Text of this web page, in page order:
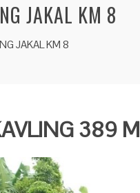
JAKAL KM 8
JAKAL KM 8
389 M